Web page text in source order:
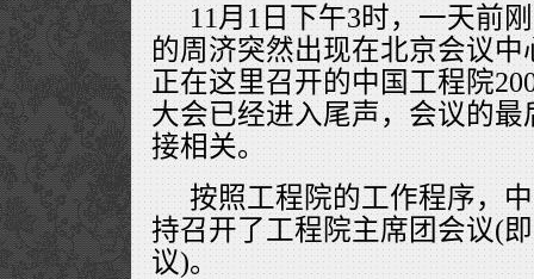
11月1日下午3时，一天前
的周济突然出现在北京会议
正在这里召开的中国工程院
大会已经进入尾声，会议的
接相关。
按照工程院的工作程序，
持召开了工程院主席团会议(
议)。